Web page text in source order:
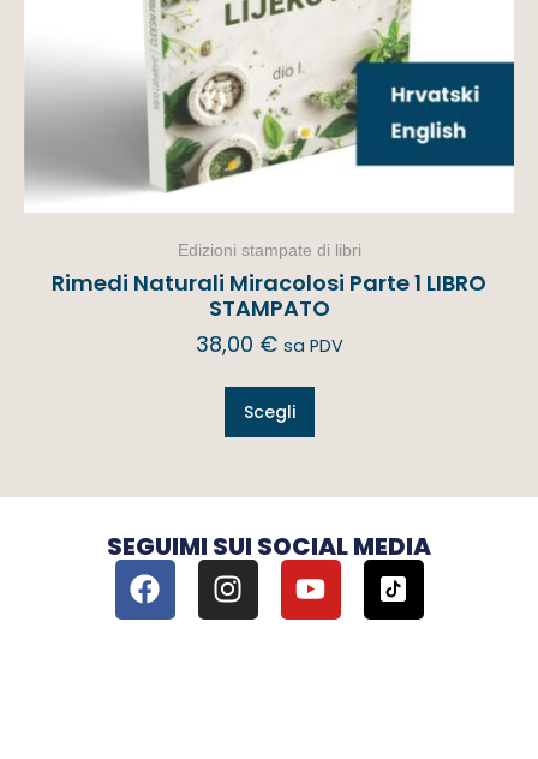
Edizioni stampate di libri
Rimedi Naturali Miracolosi Parte 1 LIBRO
STAMPATO
38,00 € sa PDV
Scegli
SEGUIMI SUI SOCIAL MEDIA